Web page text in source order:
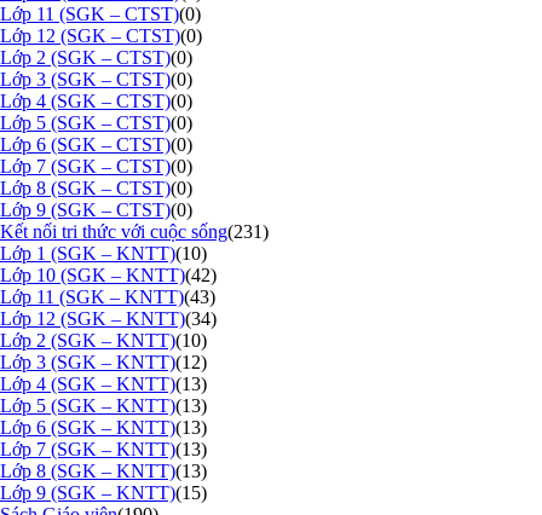
Lớp 11 (SGK – CTST)(0)
Lớp 12 (SGK – CTST)(0)
Lớp 2 (SGK – CTST)(0)
Lớp 3 (SGK – CTST)(0)
Lớp 4 (SGK – CTST)(0)
Lớp 5 (SGK – CTST)(0)
Lớp 6 (SGK – CTST)(0)
Lớp 7 (SGK – CTST)(0)
Lớp 8 (SGK – CTST)(0)
Lớp 9 (SGK – CTST)(0)
Kết nối tri thức với cuộc sống(231)
Lớp 1 (SGK – KNTT)(10)
Lớp 10 (SGK – KNTT)(42)
Lớp 11 (SGK – KNTT)(43)
Lớp 12 (SGK – KNTT)(34)
Lớp 2 (SGK – KNTT)(10)
Lớp 3 (SGK – KNTT)(12)
Lớp 4 (SGK – KNTT)(13)
Lớp 5 (SGK – KNTT)(13)
Lớp 6 (SGK – KNTT)(13)
Lớp 7 (SGK – KNTT)(13)
Lớp 8 (SGK – KNTT)(13)
Lớp 9 (SGK – KNTT)(15)